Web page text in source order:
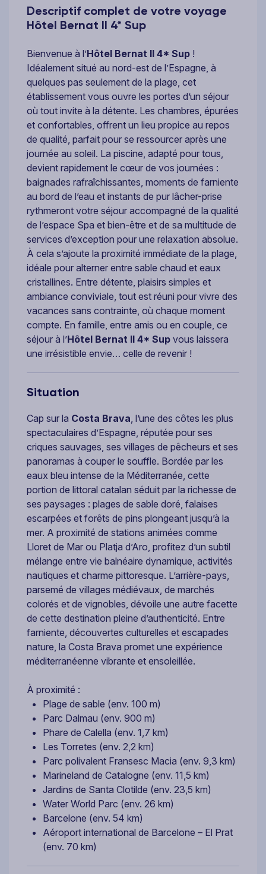
Descriptif complet de votre voyage
Hôtel Bernat II 4* Sup
Bienvenue à l’Hôtel Bernat II 4* Sup !
Idéalement situé au nord-est de l’Espagne, à
quelques pas seulement de la plage, cet
établissement vous ouvre les portes d’un séjour
où tout invite à la détente. Les chambres, épurées
et confortables, offrent un lieu propice au repos
de qualité, parfait pour se ressourcer après une
journée au soleil. La piscine, adapté pour tous,
devient rapidement le cœur de vos journées :
baignades rafraîchissantes, moments de farniente
au bord de l’eau et instants de pur lâcher-prise
rythmeront votre séjour accompagné de la qualité
de l’espace Spa et bien-être et de sa multitude de
services d’exception pour une relaxation absolue.
À cela s’ajoute la proximité immédiate de la plage,
idéale pour alterner entre sable chaud et eaux
cristallines. Entre détente, plaisirs simples et
ambiance conviviale, tout est réuni pour vivre des
vacances sans contrainte, où chaque moment
compte. En famille, entre amis ou en couple, ce
séjour à l’Hôtel Bernat II 4* Sup vous laissera
une irrésistible envie… celle de revenir !
Situation
Cap sur la Costa Brava , l’une des côtes les plus
spectaculaires d’Espagne, réputée pour ses
criques sauvages, ses villages de pêcheurs et ses
panoramas à couper le souffle. Bordée par les
eaux bleu intense de la Méditerranée, cette
portion de littoral catalan séduit par la richesse de
ses paysages : plages de sable doré, falaises
escarpées et forêts de pins plongeant jusqu’à la
mer. A proximité de stations animées comme
Lloret de Mar ou Platja d’Aro, profitez d’un subtil
mélange entre vie balnéaire dynamique, activités
nautiques et charme pittoresque. L’arrière-pays,
parsemé de villages médiévaux, de marchés
colorés et de vignobles, dévoile une autre facette
de cette destination pleine d’authenticité. Entre
farniente, découvertes culturelles et escapades
nature, la Costa Brava promet une expérience
méditerranéenne vibrante et ensoleillée.
À proximité :
Plage de sable (env. 100 m)
Parc Dalmau (env. 900 m)
Phare de Calella (env. 1,7 km)
Les Torretes (env. 2,2 km)
Parc polivalent Fransesc Macia (env. 9,3 km)
Marineland de Catalogne (env. 11,5 km)
Jardins de Santa Clotilde (env. 23,5 km)
Water World Parc (env. 26 km)
Barcelone (env. 54 km)
Aéroport international de Barcelone – El Prat
(env. 70 km)